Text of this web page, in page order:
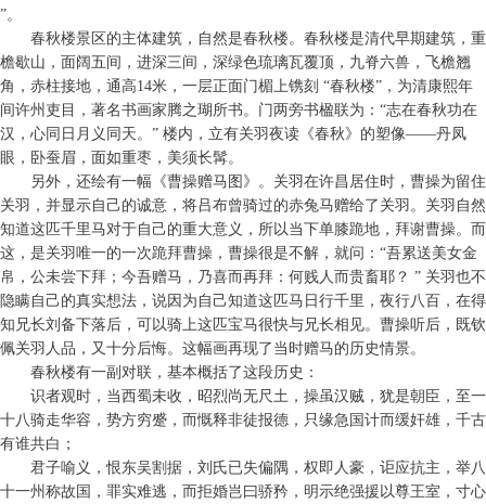
”。
春秋楼景区的主体建筑，自然是春秋楼。春秋楼是清代早期建筑，重
檐歇山，面阔五间，进深三间，深绿色琉璃瓦覆顶，九脊六兽，飞檐翘
角，赤柱接地，通高14米，一层正面门楣上镌刻 “春秋楼”，为清康熙年
间许州吏目，著名书画家腾之瑚所书。门两旁书楹联为：“志在春秋功在
汉，心同日月义同天。” 楼内，立有关羽夜读《春秋》的塑像——丹凤
眼，卧蚕眉，面如重枣，美须长髯。
另外，还绘有一幅《曹操赠马图》。关羽在许昌居住时，曹操为留住
关羽，并显示自己的诚意，将吕布曾骑过的赤兔马赠给了关羽。关羽自然
知道这匹千里马对于自己的重大意义，所以当下单膝跪地，拜谢曹操。而
这，是关羽唯一的一次跪拜曹操，曹操很是不解，就问：“吾累送美女金
帛，公未尝下拜；今吾赠马，乃喜而再拜：何贱人而贵畜耶？ ” 关羽也不
隐瞒自己的真实想法，说因为自己知道这匹马日行千里，夜行八百，在得
知兄长刘备下落后，可以骑上这匹宝马很快与兄长相见。曹操听后，既钦
佩关羽人品，又十分后悔。这幅画再现了当时赠马的历史情景。
春秋楼有一副对联，基本概括了这段历史：
识者观时，当西蜀未收，昭烈尚无尺土，操虽汉贼，犹是朝臣，至一
十八骑走华容，势方穷蹙，而慨释非徒报德，只缘急国计而缓奸雄，千古
有谁共白；
君子喻义，恨东吴割据，刘氏已失偏隅，权即人豪，讵应抗主，举八
十一州称故国，罪实难逃，而拒婚岂曰骄矜，明示绝强援以尊王室，寸心